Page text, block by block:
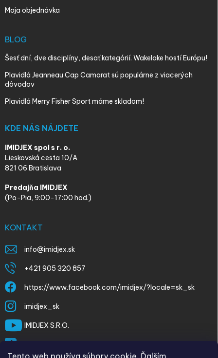
Tento web používa súbory cookie. Ďalším
Moja objednávka
BLOG
Šesť dní, dve disciplíny, desať kategórií. Wakelake hostí Európu!
Plavidlá Jeanneau Cap Camarat sú populárne z viacerých
dôvodov
Plavidlá Merry Fisher Sport máme skladom!
KDE NÁS NÁJDETE
IMIDJEX spol s r. o.
Lieskovská cesta 10/A
821 06 Bratislava
Predajňa IMIDJEX
(Po-Pia, 9:00-17:00 hod.)
KONTAKT
info@imidjex.sk
+421 905 320 857
https://www.facebook.com/imidjex/?locale=sk_sk
imidjex_sk
IMIDJEX S.R.O.